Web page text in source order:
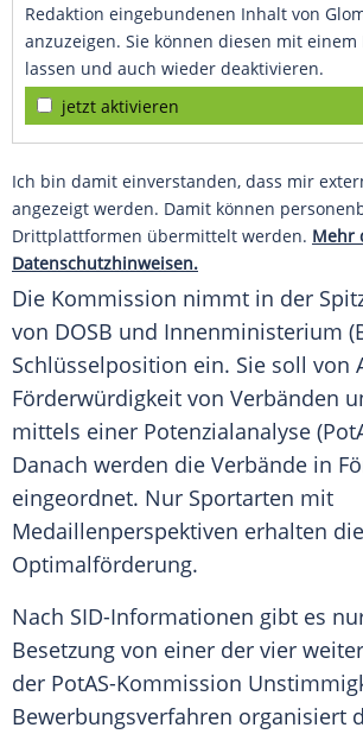
Redaktion eingebundenen Inhalt von
anzuzeigen. Sie können diesen mit einem
lassen und auch wieder deaktivieren.
jetzt aktivieren
Ich bin damit einverstanden, dass mir
angezeigt werden. Damit können
Drittplattformen übermittelt werden. Mehr
Datenschutzhinweisen.
Die Kommission nimmt in der
von DOSB und Innenministerium (
Schlüsselposition ein. Sie soll von
Förderwürdigkeit von Verbänden
mittels einer Potenzialanalyse
Danach werden die Verbände in
eingeordnet. Nur Sportarten mit
Medaillenperspektiven erhalten die
Optimalförderung.
Nach SID-Informationen gibt es
Besetzung von einer der vier
der PotAS-Kommission
Bewerbungsverfahren organisiert